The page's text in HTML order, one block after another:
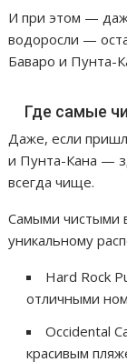
И при этом —
водоросли —
Баваро и Пунта-
Где самые
Даже, если
и Пунта-Кана —
всегда чище.
Самыми чистыми
уникальному
Hard Rock
отличными
Occidental
красивым